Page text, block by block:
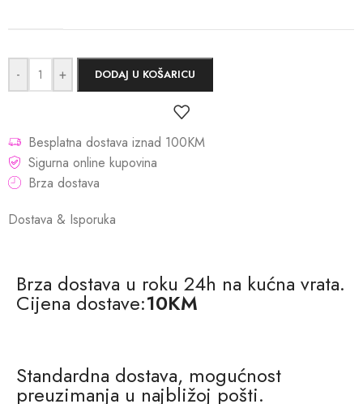
- + DODAJ U KOŠARICU
Besplatna dostava iznad 100KM
Sigurna online kupovina
Brza dostava
Dostava & Isporuka
Brza dostava u roku 24h na kućna vrata.
Cijena dostave:10KM
Standardna dostava, mogućnost
preuzimanja u najbližoj pošti.